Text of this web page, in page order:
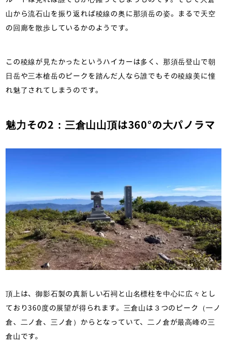
山から流石山を振り返れば稜線の奥に那須岳の姿。まるで天空
の回廊を散歩しているかのようです。
この稜線が見たかったというハイカーは多く、那須岳登山で朝
日岳や三本槍岳のピークを踏んだ人なら誰でもその稜線美に憧
れ魅了されてしまうのです。
魅力その2：三倉山山頂は360°の大パノラマ
頂上は、御影石製の真新しい石祠と山名標柱を中心に広々とし
ており360度の展望が得られます。三倉山は３つのピーク（一ノ
倉、二ノ倉、三ノ倉）からとなっていて、二ノ倉が最高峰の三
倉山です。